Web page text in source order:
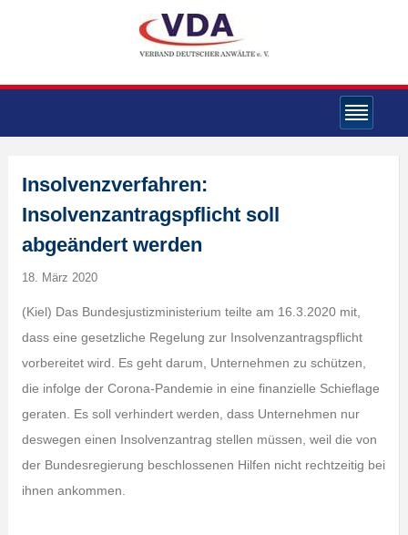
Insolvenzverfahren:
Insolvenzantragspflicht soll
abgeändert werden
18. März 2020
(Kiel) Das Bundesjustizministerium teilte am 16.3.2020 mit,
dass eine gesetzliche Regelung zur Insolvenzantragspflicht
vorbereitet wird. Es geht darum, Unternehmen zu schützen,
die infolge der Corona-Pandemie in eine finanzielle Schieflage
geraten. Es soll verhindert werden, dass Unternehmen nur
deswegen einen Insolvenzantrag stellen müssen, weil die von
der Bundesregierung beschlossenen Hilfen nicht rechtzeitig bei
ihnen ankommen.